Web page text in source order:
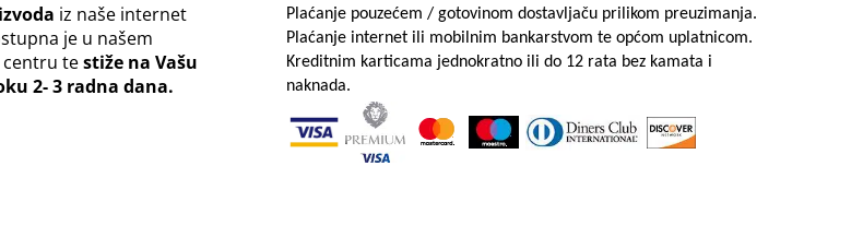
iz naše internet
je u našem
testiže na Vašu
2- 3 radna dana.
Plaćanje pouzećem / gotovinom dostavljaču prilikom preuzimanja.
Plaćanje internet ili mobilnim bankarstvom te općom uplatnicom.
Kreditnim karticama jednokratno ili do 12 rata bez kamata i
naknada.